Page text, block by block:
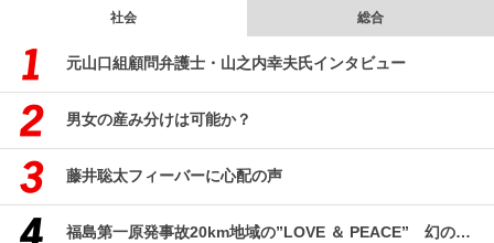
社会 総合
元山口組顧問弁護士・山之内幸夫氏インタビュー
男女の産み分けは可能か？
藤井聡太フィーバーに心配の声
福島第一原発事故20km地域の”LOVE ＆ PEACE” 幻のコミューン「獏原人村」の現在